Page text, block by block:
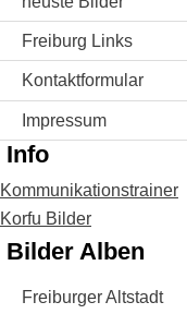
Freiburg Links
Kontaktformular
Impressum
Info
Kommunikationstrainer
Korfu Bilder
Bilder Alben
Freiburger Altstadt